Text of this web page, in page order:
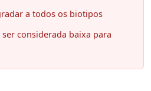
a todos os biotipos
considerada baixa para